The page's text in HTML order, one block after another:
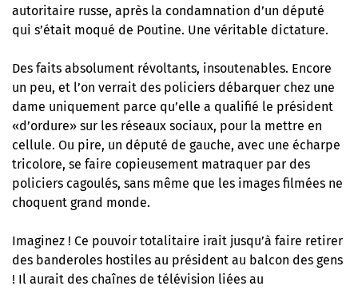
autoritaire russe, après la condamnation d’un député
qui s’était moqué de Poutine. Une véritable dictature.
Des faits absolument révoltants, insoutenables. Encore
un peu, et l’on verrait des policiers débarquer chez une
dame uniquement parce qu’elle a qualifié le président
«d’ordure» sur les réseaux sociaux, pour la mettre en
cellule. Ou pire, un député de gauche, avec une écharpe
tricolore, se faire copieusement matraquer par des
policiers cagoulés, sans même que les images filmées ne
choquent grand monde.
Imaginez ! Ce pouvoir totalitaire irait jusqu’à faire retirer
des banderoles hostiles au président au balcon des gens
! Il aurait des chaînes de télévision liées au